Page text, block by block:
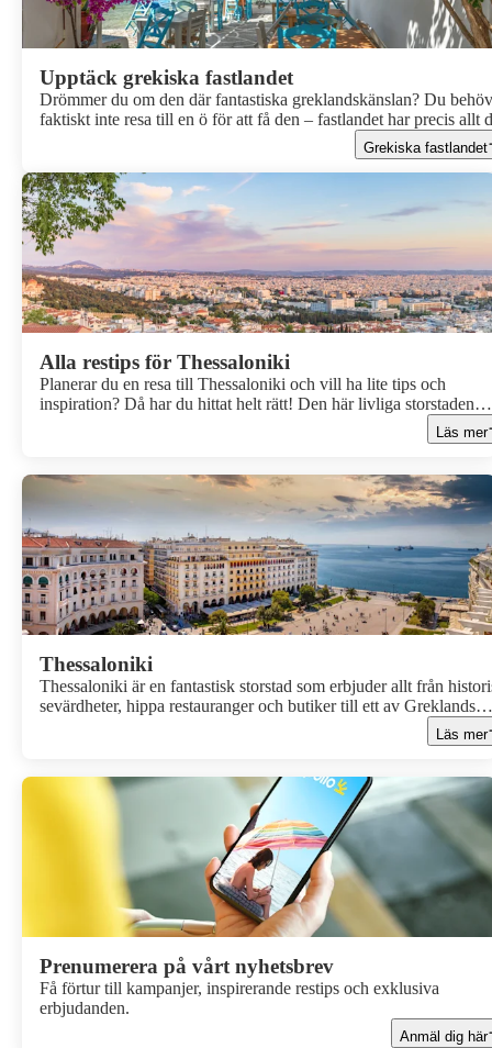
Upptäck grekiska fastlandet
Drömmer du om den där fantastiska greklandskänslan? Du
faktiskt inte resa till en ö för att få den – fastlandet har precis allt
behöver! På det grekiska fastlandet kan du utforska livliga städer,
njuta av solen på vackra stränder och strosa runt i gränder i
byar. Visst låter det härligt? Våra härliga resmål på det grekiska
fastlandet ger dig den ultimata greklandsupplevelsen!
Grekiska fastlandet
Alla restips för Thessaloniki
Planerar du en resa till Thessaloniki och vill ha lite tips och
inspiration? Då har du hittat helt rätt! Den här livliga storstaden
bjuder på allt från fantastiska matupplevelser och pulserande
till riktigt bra shopping och massor av sevärdheter. Här har vi
Läs mer
Thessaloniki
Thessaloniki är en fantastisk storstad som erbjuder allt från
sevärdheter, hippa restauranger och butiker till ett av Greklands
Läs mer
Prenumerera på vårt nyhetsbrev
Få förtur till kampanjer, inspirerande restips och exklusiva
erbjudanden.
Anmäl dig här